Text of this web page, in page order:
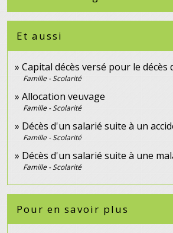
Et aussi
Capital décès versé pour le
Famille - Scolarité
Allocation veuvage
Famille - Scolarité
Décès d'un salarié suite à un
Famille - Scolarité
Décès d'un salarié suite à une
Famille - Scolarité
Pour en savoir plus